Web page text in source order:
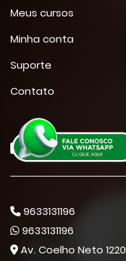
Meus cursos
Minha conta
Suporte
Contato
CONTATO
9633131196
9633131196
Av. Coelho Neto